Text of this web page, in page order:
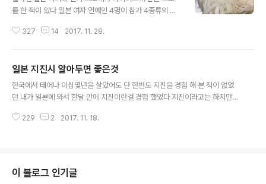
를 한 적이 있다 일본 여자 연예인 4명이 참가 4종류의 다
요즘 일본에서 아주 인기다 4명이 각자 다른 방법으로 다
실을 못가기도 한다는데 변비인 그녀에겐 양파 요쿠르트를
3주간 먹게 했고 그 결과 4키로의 다이어트와 매일 매일
화장실 가는 놀라운 결과가 있었다 먹기 시작한 처음 3일
하는데 그 양이 장난 아니게 많다고 한다 나란 여자는 태어
327 14 2017. 11. 28.
일본 지진시 알아두면 좋은것
한국에서 태어나 이십몇년을 살았어도 단 한번도 지진을 경험 해 본 적이 없었
던 내가 일본에 와서 한달 만에 지진이란걸 경험 했었다 지진이라고는 하지만
지진이구나 하는 조금의 신기함이 더 컸었다 내가 일본 사는동안 일본에선 큰
진원이 아닌지라 수도나 전기 같은건 아무 문제 없었지만 유통에 대 혼란이 왔
었었다 차에 기름을 넣기 위해 주유소를 찾아 다니며 12시간을줄을 서서 기다
229 2 2017. 11. 18.
이 블로그 인기글